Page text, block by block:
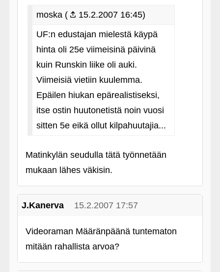
moska (
15.2.2007 16:45)
UF:n edustajan mielestä käypä
hinta oli 25e viimeisinä päivinä
kuin Runskin liike oli auki.
Viimeisiä vietiin kuulemma.
Epäilen hiukan epärealistiseksi,
itse ostin huutonetistä noin vuosi
sitten 5e eikä ollut kilpahuutajia...
Matinkylän seudulla tätä työnnetään
mukaan lähes väkisin.
J.Kanerva 15.2.2007 17:57
Videoraman Määränpäänä tuntematon
mitään rahallista arvoa?